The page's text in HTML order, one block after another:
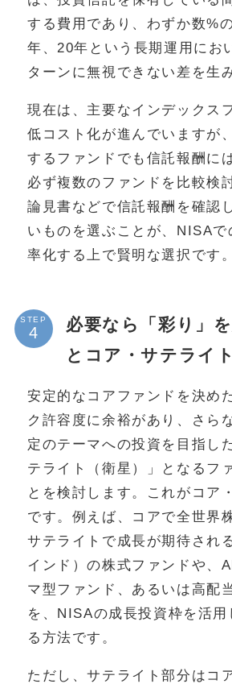
する費用であり、わずか数%
年、20年という長期運用にお
ターンに無視できない差を生
現在は、主要なインデックス
低コスト化が進んでいますが
するファンドでも信託報酬に
必ず複数のファンドを比較検
論見書などで信託報酬を確認
いものを選ぶことが、NISAで
率化する上で賢明な選択です。
STEP
必要なら「彩り」
とコア・サテライト
安定的なコアファンドを決め
ク許容度に余裕があり、さら
定のテーマへの投資を目指し
テライト（衛星）」となるフ
とを検討します。これがコア
です。例えば、コアで全世界
サテライトで成長が期待され
インド）の株式ファンドや、
マ型ファンド、あるいは高配
を、NISAの成長投資枠を活
る方法です。
ただし、サテライト部分はコ